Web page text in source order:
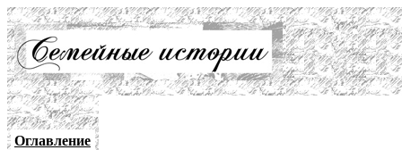
Оглавление